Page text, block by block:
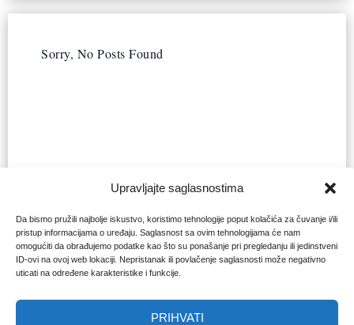
Upravljajte saglasnostima
Da bismo pružili najbolje iskustvo, koristimo tehnologije poput kolačića za čuvanje i/ili
pristup informacijama o uređaju. Saglasnost sa ovim tehnologijama će nam
omogućiti da obrađujemo podatke kao što su ponašanje pri pregledanju ili jedinstveni
ID-ovi na ovoj web lokaciji. Nepristanak ili povlačenje saglasnosti može negativno
uticati na određene karakteristike i funkcije.
PRIHVATI
Sorry, No Posts Found